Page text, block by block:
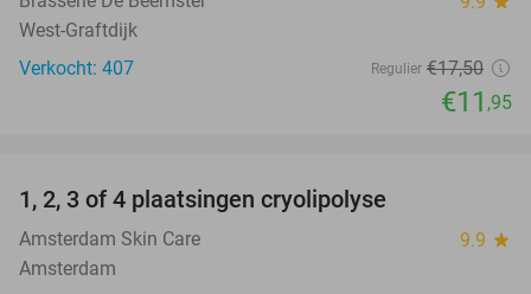
West-Graftdijk
Verkocht: 407
Regulier €17,50
€11 ,95
1, 2, 3 of 4 plaatsingen cryolipolyse
Amsterdam Skin Care 9.9 star
Amsterdam